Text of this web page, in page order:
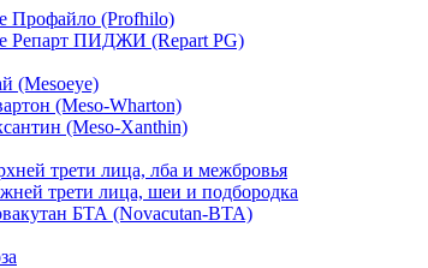
Профайло (Profhilo)
Репарт ПИДЖИ (Repart PG)
(Mesoeye)
(Meso-Wharton)
(Meso-Xanthin)
трети лица, лба и межбровья
трети лица, шеи и подбородка
БТА (Novacutan-BTA)